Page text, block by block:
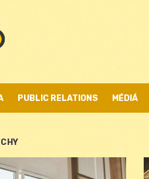
PUBLIC RELATIONS MÉDIÁ